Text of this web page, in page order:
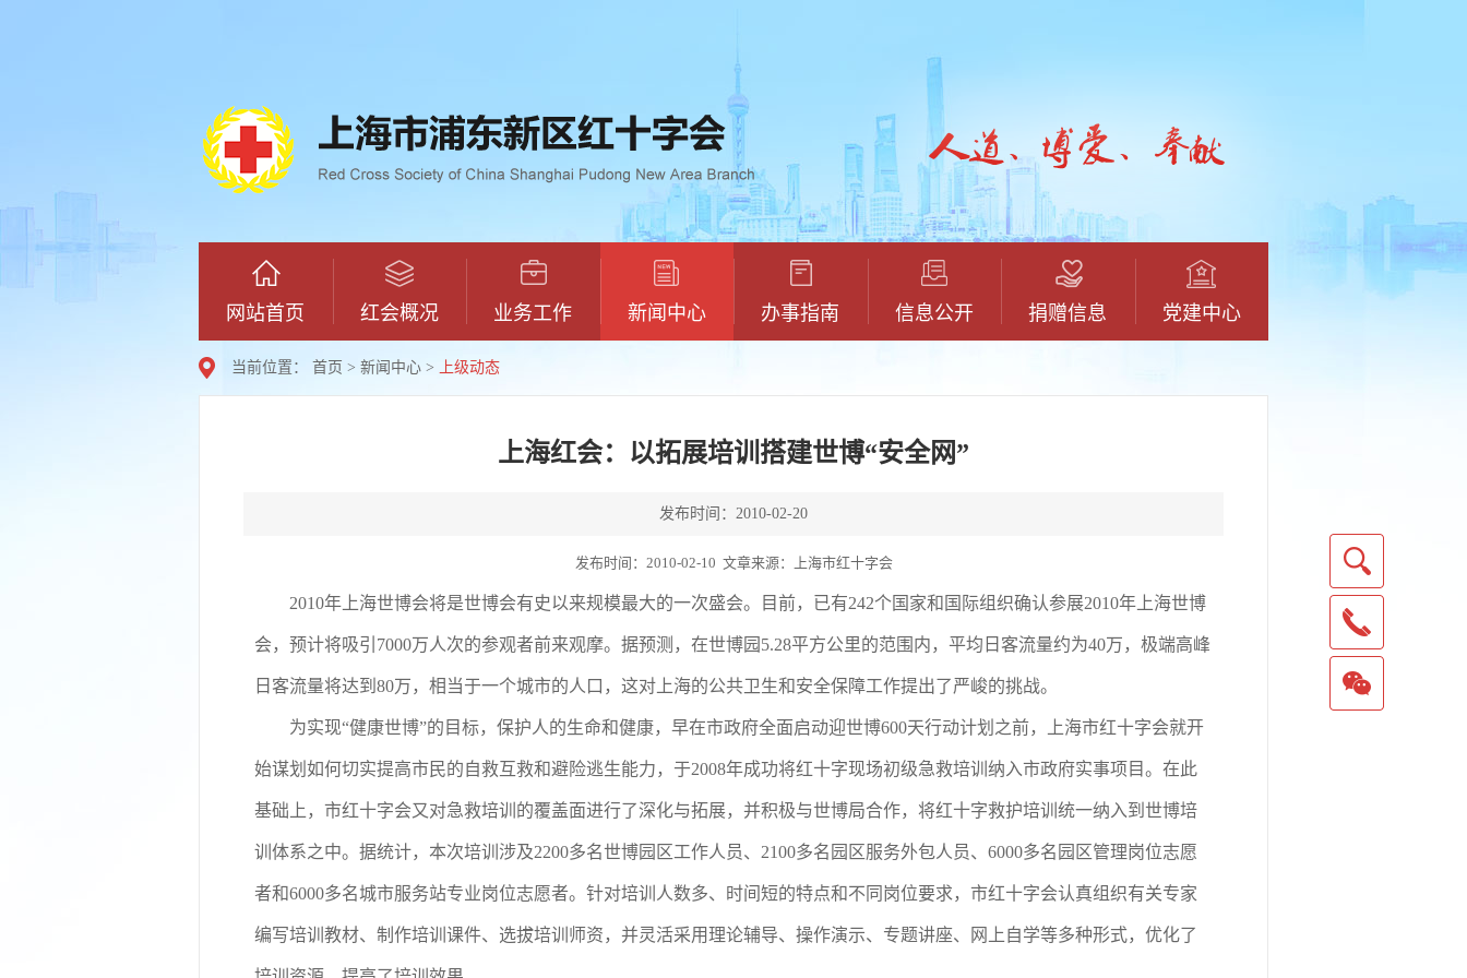
网站首页 红会概况 业务工作 新闻中心 办事指南 信息公开 捐赠信息 党建中心
当前位置： 首页 > 新闻中心 > 上级动态
上海红会：以拓展培训搭建世博“安全网”
发布时间：2010-02-20
发布时间：2010-02-10 文章来源：上海市红十字会
2010年上海世博会将是世博会有史以来规模最大的一次盛会。目前，已有242个国家和国际组织确认参展2010年 上海世博
会， 预计将吸引 7000万人次的参观者前来观摩。据预测，在世博园 5.28平方公里的范围内，平均日客流量约为40万，极端高峰
日客流量将达到 80万，相当于一个城市的人口，这对上海的公共卫生和安全保障工作提出了严峻的挑战。
为实现“健康世博”的目标，保护人的生命和健康，早在市政府全面启动迎世博600天行动计划之前，上海市红十字会就开
始谋划如何切实提高市民的自救互救和避险逃生能力，于2008年成功将红十字现场初级急救培训纳入市政府实事项目。在此
基础上，市红十字会又对急救培训的覆盖面进行了深化与拓展，并积极与世博局合作，将红十字救护培训统一纳入到世博培
训体系之中。据统计，本次培训涉及2200多名世博园区工作人员、 2100多名园区服务外包人员、 6000多名园区管理岗位志愿
者和6000多名城市服务站专业岗位志愿者。针对培训人数多、时间短的特点和不同岗位要求，市红十字会认真组织有关专家
编写培训教材、制作培训课件、选拔培训师资，并灵活采用理论辅导、操作演示、专题讲座、网上自学等多种形式，优化了